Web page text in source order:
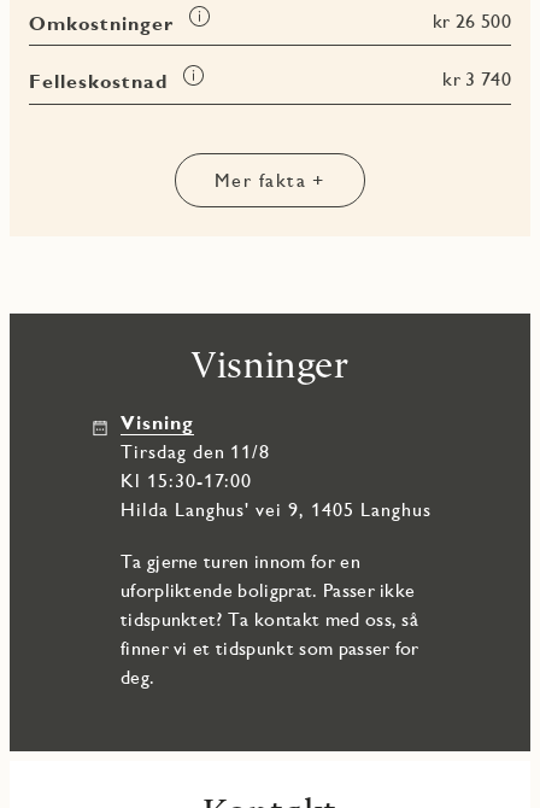
Omkostninger
Les
mer
om
Omkostninger
kr 26 500
Felleskostnad
Les
kr 3 740
Les
Les Les
BRA
totalt
Mer fakta +
Visninger
Visning
tirsdag den 11/8
Kl 15:30-17:00
Hilda Langhus' vei 9, 1405 Langhus
Ta gjerne turen innom for en
uforpliktende boligprat. Passer ikke
tidspunktet? Ta kontakt med oss, så
finner vi et tidspunkt som passer for
deg.